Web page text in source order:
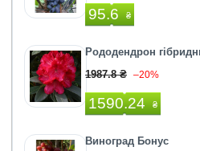
95.6 ₴
Рододендрон
1987.8 ₴ –20%
1590.24 ₴
Виноград Бонус